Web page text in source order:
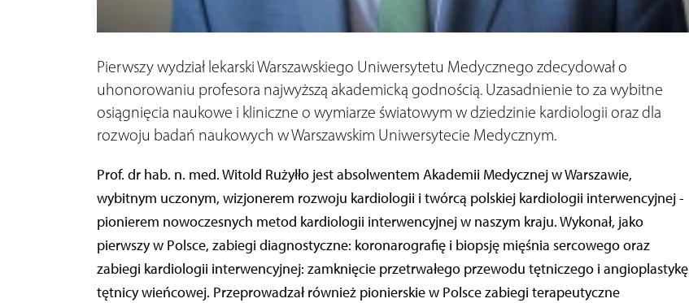
Pierwszy wydział lekarski Warszawskiego Uniwersytetu Medycznego zdecydował o
uhonorowaniu profesora najwyższą akademicką godnością. Uzasadnienie to za wybitne
osiągnięcia naukowe i kliniczne o wymiarze światowym w dziedzinie kardiologii oraz dla
rozwoju badań naukowych w Warszawskim Uniwersytecie Medycznym.
Prof. dr hab. n. med. Witold Rużyłło jest absolwentem Akademii Medycznej w Warszawie,
wybitnym uczonym, wizjonerem rozwoju kardiologii i twórcą polskiej kardiologii interwencyjnej -
pionierem nowoczesnych metod kardiologii interwencyjnej w naszym kraju. Wykonał, jako
pierwszy w Polsce, zabiegi diagnostyczne: koronarografię i biopsję mięśnia sercowego oraz
zabiegi kardiologii interwencyjnej: zamknięcie przetrwałego przewodu tętniczego i angioplastykę
tętnicy wieńcowej. Przeprowadzał również pionierskie w Polsce zabiegi terapeutyczne